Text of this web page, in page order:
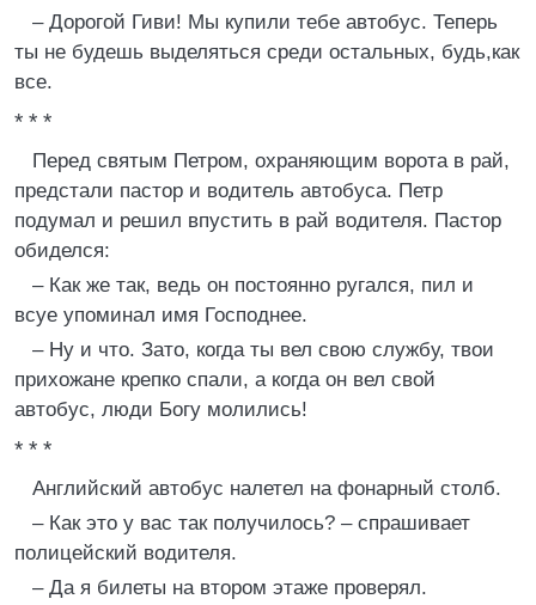
– Дорогой Гиви! Мы купили тебе автобус. Теперь
ты не будешь выделяться среди остальных, будь,как
все.
* * *
Перед святым Петром, охраняющим ворота в рай,
предстали пастор и водитель автобуса. Петр
подумал и решил впустить в рай водителя. Пастор
обиделся:
– Как же так, ведь он постоянно ругался, пил и
всуе упоминал имя Господнее.
– Ну и что. Зато, когда ты вел свою службу, твои
прихожане крепко спали, а когда он вел свой
автобус, люди Богу молились!
* * *
Английский автобус налетел на фонарный столб.
– Как это у вас так получилось? – спрашивает
полицейский водителя.
– Да я билеты на втором этаже проверял.